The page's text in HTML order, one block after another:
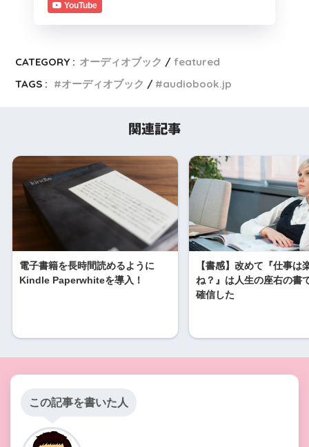
YouTube
CATEGORY : オーディオブック
featured
TAGS :
オーディオブック audiobook.jp
関連記事
電子書籍を長時間読めるように
Kindle Paperwhiteを導入！
【書感】改めて『仕事は
ね？』は人生の座右の書
確信した
この記事を書いた人